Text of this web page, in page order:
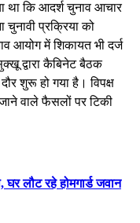
था कि आदर्श चुनाव आचार
प्रक्रिया को
आयोग में शिकायत भी दर्ज
द्वारा कैबिनेट बैठक
शुरू हो गया है। विपक्ष
वाले फैसलों पर टिकी
घर लौट रहे होमगार्ड जवान